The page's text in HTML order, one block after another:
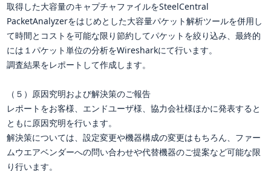
取得した大容量のキャプチャファイルをSteelCentral
PacketAnalyzerをはじめとした大容量パケット解析ツールを併用し
て時間とコストを可能な限り節約してパケットを絞り込み、最終的
には１パケット単位の分析をWiresharkにて行います。
調査結果をレポートして作成します。
（５）原因究明および解決策のご報告
レポートをお客様、エンドユーザ様、協力会社様ほかに発表すると
ともに原因究明を行います。
解決策については、設定変更や機器構成の変更はもちろん、ファー
ムウエアベンダーへの問い合わせや代替機器のご提案など可能な限
り行います。